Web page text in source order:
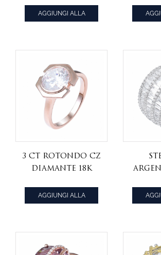
rodio smeraldo
AGGIUNGI ALLA
su
3 ct rotondo CZ
Diamante 18K
Placcato anello
di fidanzamento
AGGIUNGI ALLA
di